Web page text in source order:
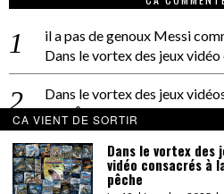
il a pas de genoux Messi
Dans le vortex des jeux
Dans le vortex des jeux
PACÔME THIELLEMENT
La séance d’Hip Gnose
La Patrie
dans
On a parlé Dolce Vita et lutte
CA VIENT DE SORTIR
Dans le vortex des
vidéo consacrés à
pêche